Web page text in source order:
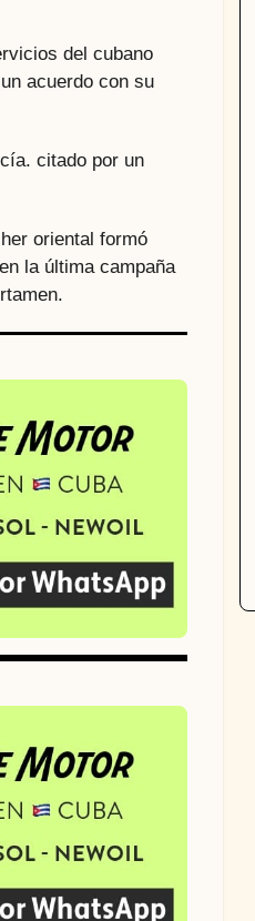
del cubano
acuerdo con su
citado por un
oriental formó
la última campaña